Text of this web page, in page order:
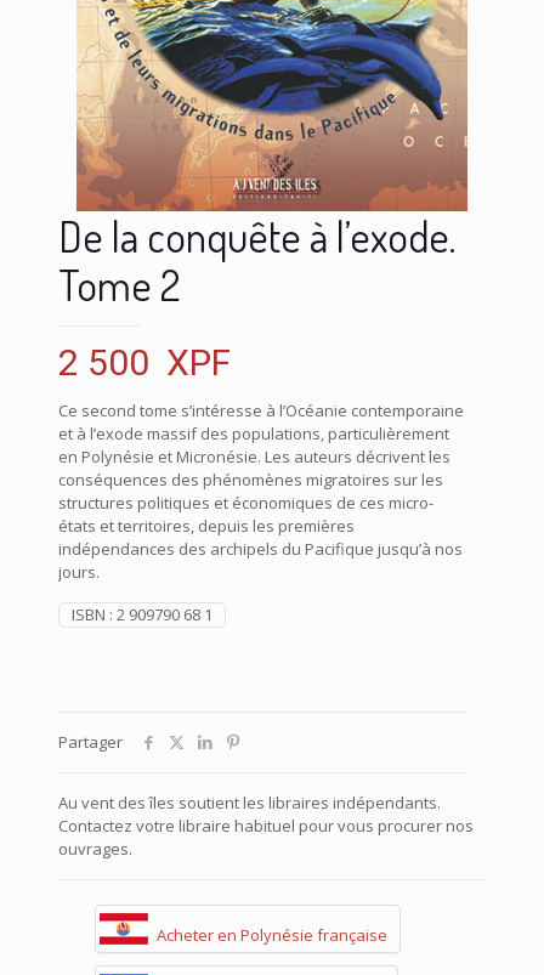
De la conquête à l’exode.
Tome 2
2 500 XPF
Ce second tome s’intéresse à l’Océanie contemporaine
et à l’exode massif des populations, particulièrement
en Polynésie et Micronésie. Les auteurs décrivent les
conséquences des phénomènes migratoires sur les
structures politiques et économiques de ces micro-
états et territoires, depuis les premières
indépendances des archipels du Pacifique jusqu’à nos
jours.
ISBN : 2 909790 68 1
Partager
Au vent des îles soutient les libraires indépendants.
Contactez votre libraire habituel pour vous procurer nos
ouvrages.
Acheter en Polynésie française